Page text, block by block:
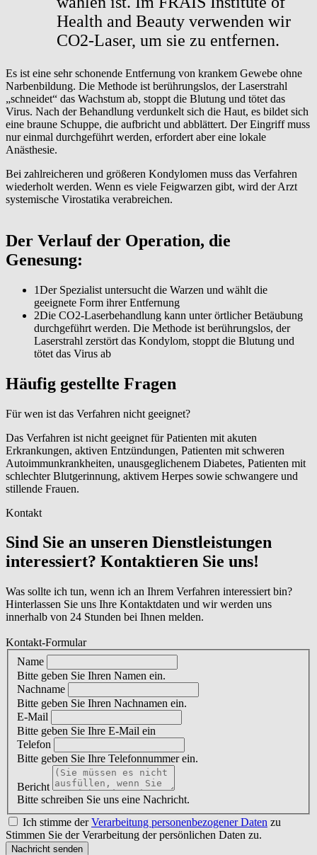
Health and Beauty verwenden wir
CO2-Laser, um sie zu entfernen.
Es ist eine sehr schonende Entfernung von krankem Gewebe ohne
Narbenbildung. Die Methode ist berührungslos, der Laserstrahl
„schneidet“ das Wachstum ab, stoppt die Blutung und tötet das
Virus. Nach der Behandlung verdunkelt sich die Haut, es bildet sich
eine braune Schuppe, die aufbricht und abblättert. Der Eingriff muss
nur einmal durchgeführt werden, erfordert aber eine lokale
Anästhesie.
Bei zahlreicheren und größeren Kondylomen muss das Verfahren
wiederholt werden. Wenn es viele Feigwarzen gibt, wird der Arzt
systemische Virostatika verabreichen.
Der Verlauf der Operation, die
Genesung:
1Der Spezialist untersucht die Warzen und wählt die
geeignete Form ihrer Entfernung
2Die CO2-Laserbehandlung kann unter örtlicher Betäubung
durchgeführt werden. Die Methode ist berührungslos, der
Laserstrahl zerstört das Kondylom, stoppt die Blutung und
tötet das Virus ab
Häufig gestellte Fragen
Für wen ist das Verfahren nicht geeignet?
Das Verfahren ist nicht geeignet für Patienten mit akuten
Erkrankungen, aktiven Entzündungen, Patienten mit schweren
Autoimmunkrankheiten, unausgeglichenem Diabetes, Patienten mit
schlechter Blutgerinnung, aktivem Herpes sowie schwangere und
stillende Frauen.
Kontakt
Sind Sie an unseren Dienstleistungen
interessiert? Kontaktieren Sie uns!
Was sollte ich tun, wenn ich an Ihrem Verfahren interessiert bin?
Hinterlassen Sie uns Ihre Kontaktdaten und wir werden uns
innerhalb von 24 Stunden bei Ihnen melden.
Kontakt-Formular
Name
Bitte geben Sie Ihren Namen ein.
Nachname
Bitte geben Sie Ihren Nachnamen ein.
E-Mail
Bitte geben Sie Ihre E-Mail ein
Telefon
Bitte geben Sie Ihre Telefonnummer ein.
Bericht
Bitte schreiben Sie uns eine Nachricht.
Ich stimme derVerarbeitung personenbezogener Daten zu
Stimmen Sie der Verarbeitung der persönlichen Daten zu.
Nachricht senden